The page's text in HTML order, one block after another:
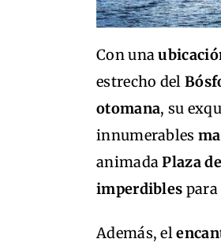
Con una
estrecho del
otomana, su
innumerables
animadaPlaza
imperdibles
Además, el